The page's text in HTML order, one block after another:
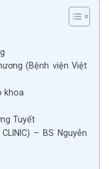
(Bệnh viện Việt
khoa
Tuyết
– BS Nguyễn